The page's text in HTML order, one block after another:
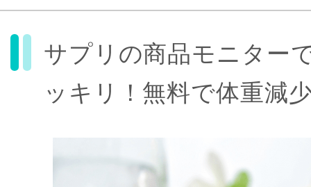
サプリの商品モニター
ッキリ！無料で体重減